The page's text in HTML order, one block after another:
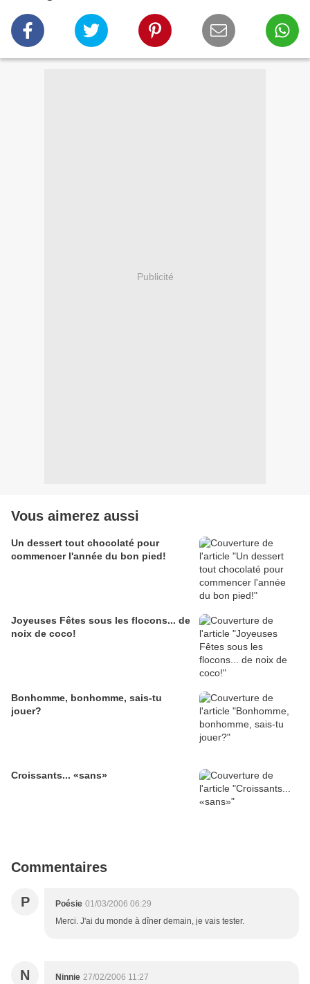
Publicité
Vous aimerez aussi
Un dessert tout chocolaté pour
commencer l'année du bon pied!
Joyeuses Fêtes sous les flocons... de
noix de coco!
Bonhomme, bonhomme, sais-tu
jouer?
Croissants... «sans»
Commentaires
P Poésie 01/03/2006 06:29
Merci. J'ai du monde à dîner demain, je vais tester.
N Ninnie 27/02/2006 11:27